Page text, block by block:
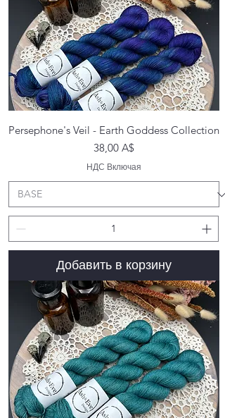
Persephone's Veil - Earth Goddess Collection
Цена
38,00 A$
НДС Включая
Добавить в корзину